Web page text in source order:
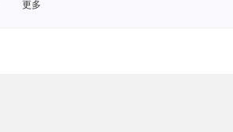
更多